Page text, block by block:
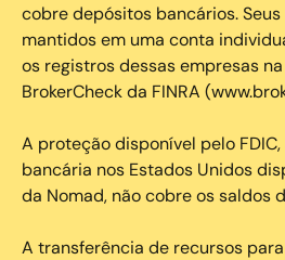
cobre depósitos bancários.
mantidos em uma conta
os registros dessas empresas
BrokerCheck da FINRA
A proteção disponível pelo
bancária nos Estados Unidos
da Nomad, não cobre os saldos
A transferência de recursos